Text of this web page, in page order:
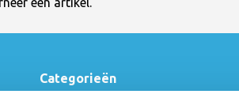
Categorieën